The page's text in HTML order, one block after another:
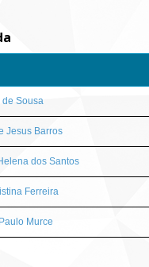
Sousa
Jesus Barros
dos Santos
Ferreira
Murce